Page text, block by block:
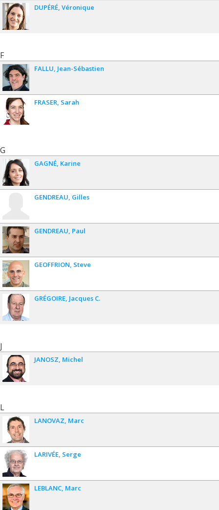
DUPÉRÉ Véronique
F
FALLU Jean-Sébastien
FRASER Sarah
G
GAGNÉ Karine
GENDREAU Gilles
GENDREAU Paul
GEOFFRION Steve
GRÉGOIRE Jacques C.
J
JANOSZ Michel
L
LANOVAZ Marc
LARIVÉE Serge
LEBLANC Marc